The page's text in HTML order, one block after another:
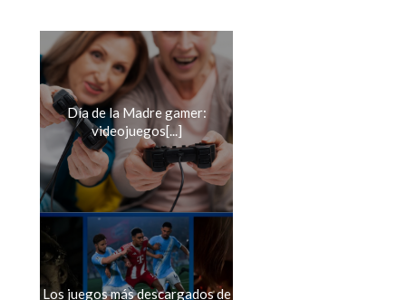
Día de la Madre gamer:
videojuegos[...]
Los juegos más descargados de